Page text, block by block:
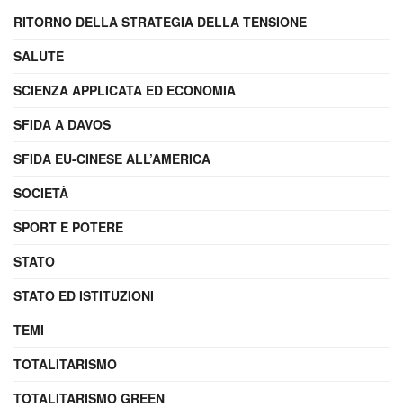
RITORNO DELLA STRATEGIA DELLA TENSIONE
SALUTE
SCIENZA APPLICATA ED ECONOMIA
SFIDA A DAVOS
SFIDA EU-CINESE ALL’AMERICA
SOCIETÀ
SPORT E POTERE
STATO
STATO ED ISTITUZIONI
TEMI
TOTALITARISMO
TOTALITARISMO GREEN